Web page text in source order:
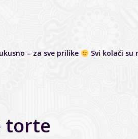
– za sve prilike
Svi kolači su
torte